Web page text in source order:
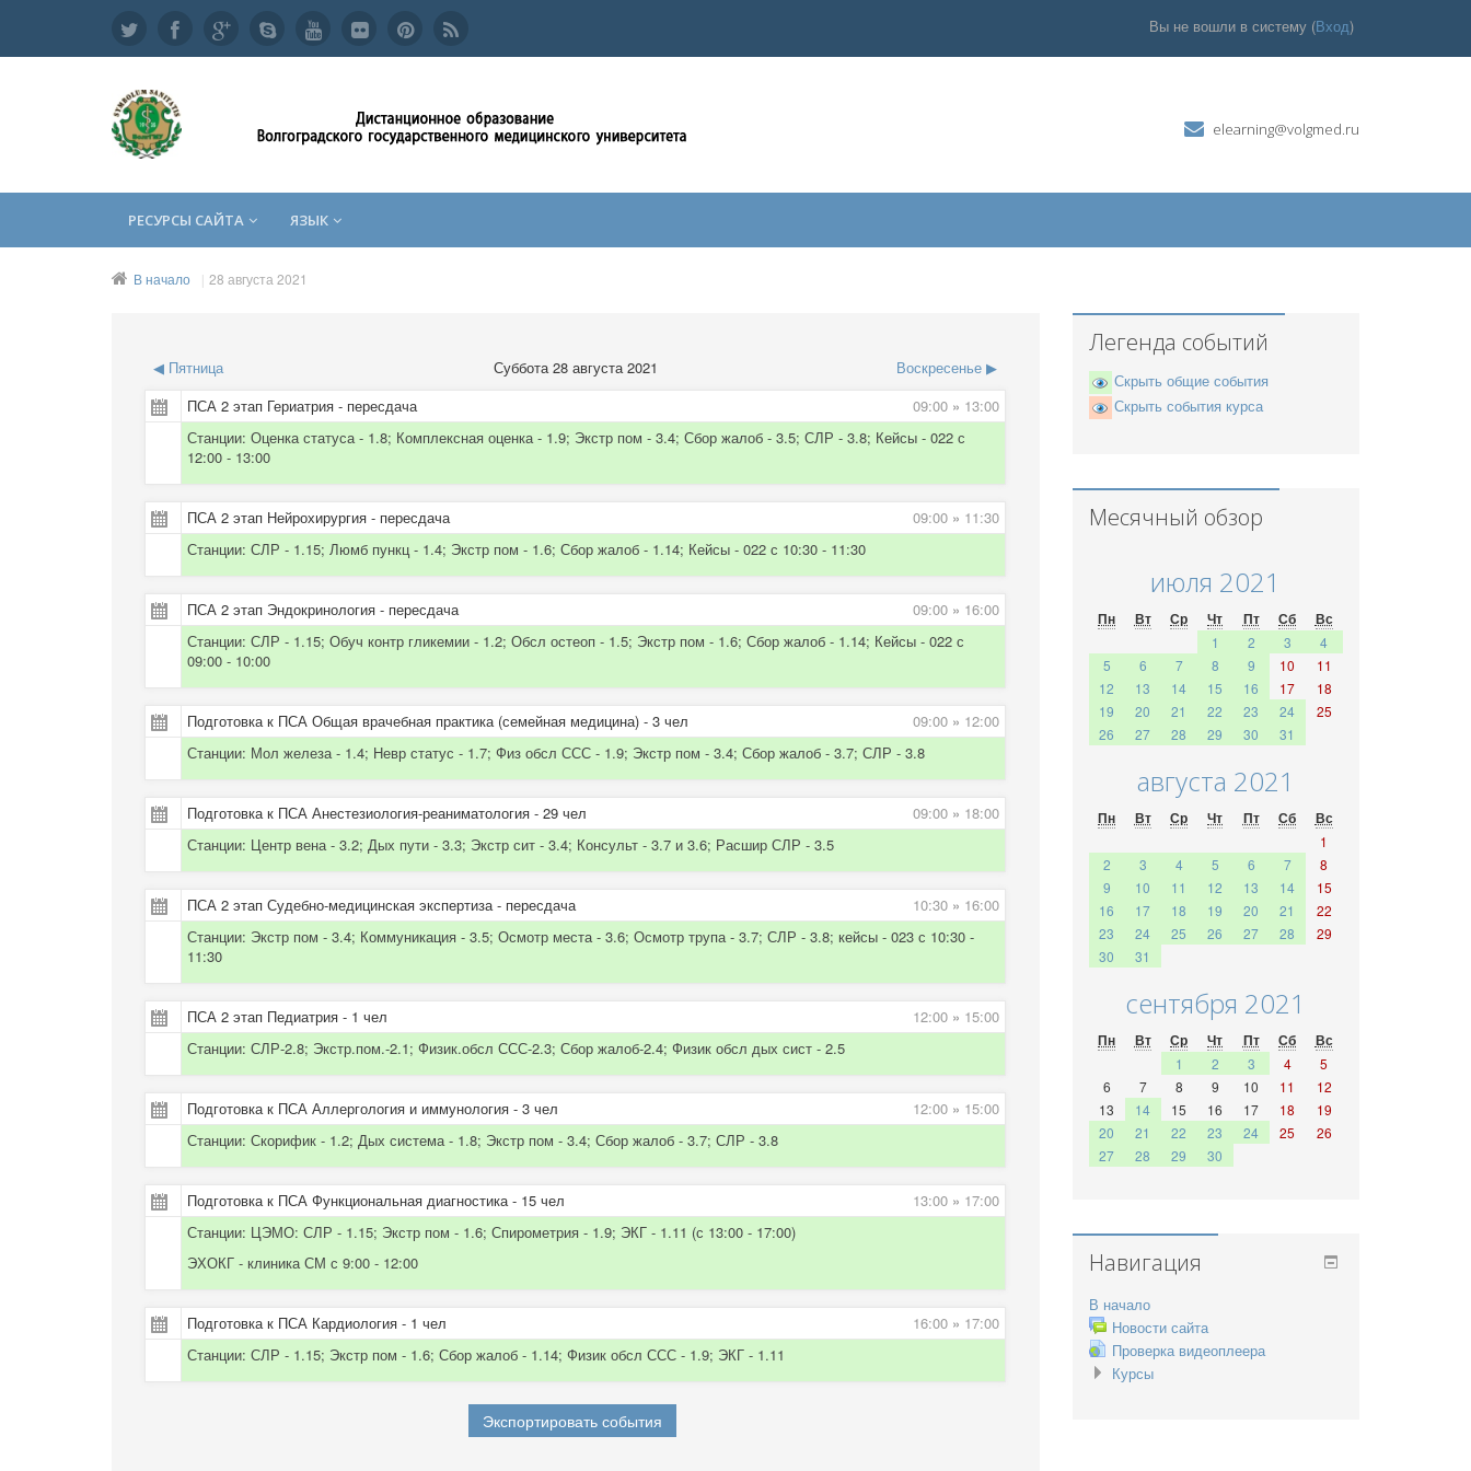
Вы не вошли в систему (Вход)
elearning@volgmed.ru
РЕСУРСЫ САЙТА ЯЗЫК
В начало 28 августа 2021
◀ Пятница Суббота 28 августа 2021 Воскресенье ▶
ПСА 2 этап Гериатрия - пересдача
09:00 » 13:00
Станции: Оценка статуса - 1.8; Комплексная оценка - 1.9; Экстр пом - 3.4; Сбор жалоб - 3.5; СЛР - 3.8; Кейсы - 022 с
12:00 - 13:00
ПСА 2 этап Нейрохирургия - пересдача 09:00 » 11:30
Станции: СЛР - 1.15; Люмб пункц - 1.4; Экстр пом - 1.6; Сбор жалоб - 1.14; Кейсы - 022 с 10:30 - 11:30
ПСА 2 этап Эндокринология - пересдача 09:00 » 16:00
Станции: СЛР - 1.15; Обуч контр гликемии - 1.2; Обсл остеоп - 1.5; Экстр пом - 1.6; Сбор жалоб - 1.14; Кейсы - 022 с
09:00 - 10:00
Подготовка к ПСА Общая врачебная практика (семейная медицина) - 3 чел 09:00 » 12:00
Станции: Мол железа - 1.4; Невр статус - 1.7; Физ обсл ССС - 1.9; Экстр пом - 3.4; Сбор жалоб - 3.7; СЛР - 3.8
Подготовка к ПСА Анестезиология-реаниматология - 29 чел 09:00 » 18:00
Станции: Центр вена - 3.2; Дых пути - 3.3; Экстр сит - 3.4; Консульт - 3.7 и 3.6; Расшир СЛР - 3.5
ПСА 2 этап Судебно-медицинская экспертиза - пересдача 10:30 » 16:00
Станции: Экстр пом - 3.4; Коммуникация - 3.5; Осмотр места - 3.6; Осмотр трупа - 3.7; СЛР - 3.8; кейсы - 023 с 10:30 -
11:30
ПСА 2 этап Педиатрия - 1 чел 12:00 » 15:00
Станции: СЛР-2.8; Экстр.пом.-2.1; Физик.обсл ССС-2.3; Сбор жалоб-2.4; Физик обсл дых сист - 2.5
Подготовка к ПСА Аллергология и иммунология - 3 чел 12:00 » 15:00
Станции: Скорифик - 1.2; Дых система - 1.8; Экстр пом - 3.4; Сбор жалоб - 3.7; СЛР - 3.8
Подготовка к ПСА Функциональная диагностика - 15 чел 13:00 » 17:00
Станции: ЦЭМО: СЛР - 1.15; Экстр пом - 1.6; Спирометрия - 1.9; ЭКГ - 1.11 (с 13:00 - 17:00)
ЭХОКГ - клиника СМ с 9:00 - 12:00
Подготовка к ПСА Кардиология - 1 чел 16:00 » 17:00
Станции: СЛР - 1.15; Экстр пом - 1.6; Сбор жалоб - 1.14; Физик обсл ССС - 1.9; ЭКГ - 1.11
Легенда событий
Скрыть общие события
Скрыть события курса
Месячный обзор
июля 2021
Пн Вт Ср Чт Пт Сб Вс
1 2 3
4
5
6 7 8 9 10
11
12
13 14 15 16 17
18
19
20 21 22 23 24
25
26
27 28 29 30 31
августа 2021
Пн Вт Ср Чт Пт Сб Вс
1
2
3 4 5 6 7
8
9
10 11 12 13 14
15
16
17 18 19 20 21
22
23
24 25 26 27 28
29
30
31
сентября 2021
Пн Вт Ср Чт Пт Сб Вс
1 2 3 4
5
6
7 8 9 10 11
12
13
14 15 16 17 18
19
20
21 22 23 24 25
26
27
28 29 30
Навигация
В начало
Новости сайта
Проверка видеоплеера
Курсы